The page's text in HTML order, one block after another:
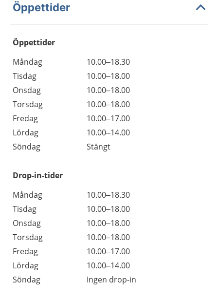
Öppettider
Öppettider
Dag
Öppettider
Kommentarer
Måndag
10.00–18.30
Tisdag
10.00–18.00
Onsdag
10.00–18.00
Torsdag
10.00–18.00
Fredag
10.00–17.00
Lördag
10.00–14.00
Söndag
Stängt
Drop-in-tider
Måndag
10.00–18.30
Tisdag
10.00–18.00
Onsdag
10.00–18.00
Torsdag
10.00–18.00
Fredag
10.00–17.00
Lördag
10.00–14.00
Söndag
Ingen drop-in